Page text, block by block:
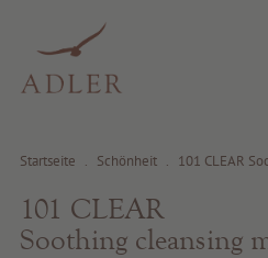
search DE IT EN
Startseite . Schönheit . 101 CLEAR
101 CLEAR
Soothing cleansing